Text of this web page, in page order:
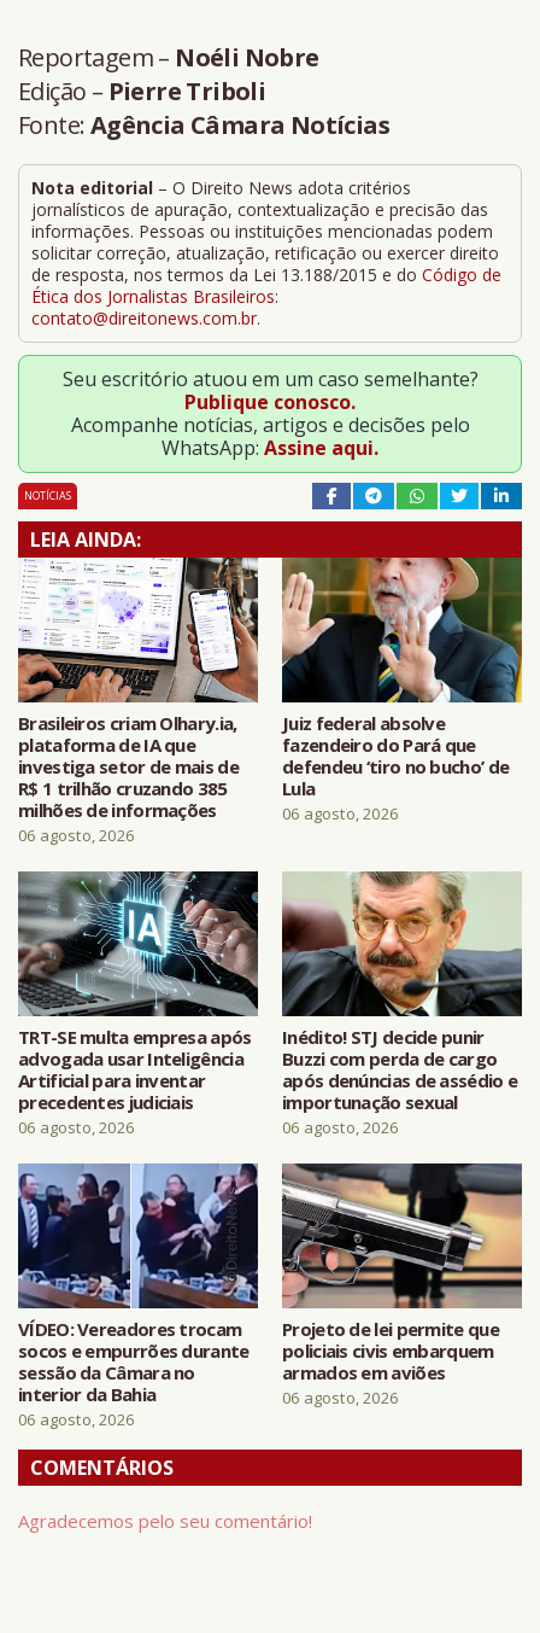
Reportagem – Noéli Nobre
Edição – Pierre Triboli
Fonte:Agência Câmara Notícias
Nota editorial – O Direito News adota critérios
jornalísticos de apuração, contextualização e precisão das
informações. Pessoas ou instituições mencionadas podem
solicitar correção, atualização, retificação ou exercer direito
de resposta, nos termos da Lei 13.188/2015 e do Código de
Ética dos Jornalistas Brasileiros:
contato@direitonews.com.br.
Seu escritório atuou em um caso semelhante?
Publique conosco.
Acompanhe notícias, artigos e decisões pelo
WhatsApp: Assine aqui.
NOTÍCIAS
LEIA AINDA:
Brasileiros criam Olhary.ia,
plataforma de IA que
investiga setor de mais de
R$ 1 trilhão cruzando 385
milhões de informações
06 agosto, 2026
Juiz federal absolve
fazendeiro do Pará que
defendeu ‘tiro no bucho’ de
Lula
06 agosto, 2026
TRT-SE multa empresa após
advogada usar Inteligência
Artificial para inventar
precedentes judiciais
06 agosto, 2026
Inédito! STJ decide punir
Buzzi com perda de cargo
após denúncias de assédio e
importunação sexual
06 agosto, 2026
VÍDEO: Vereadores trocam
socos e empurrões durante
sessão da Câmara no
interior da Bahia
06 agosto, 2026
Projeto de lei permite que
policiais civis embarquem
armados em aviões
06 agosto, 2026
COMENTÁRIOS
Agradecemos pelo seu comentário!